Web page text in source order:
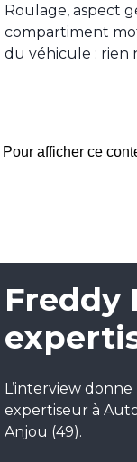
Roulage, aspect
compartiment
du véhicule : rien
Pour afficher ce
Freddy
L’interview
expertiseur à
Anjou (49).